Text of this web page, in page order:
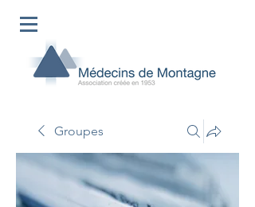
Groupes